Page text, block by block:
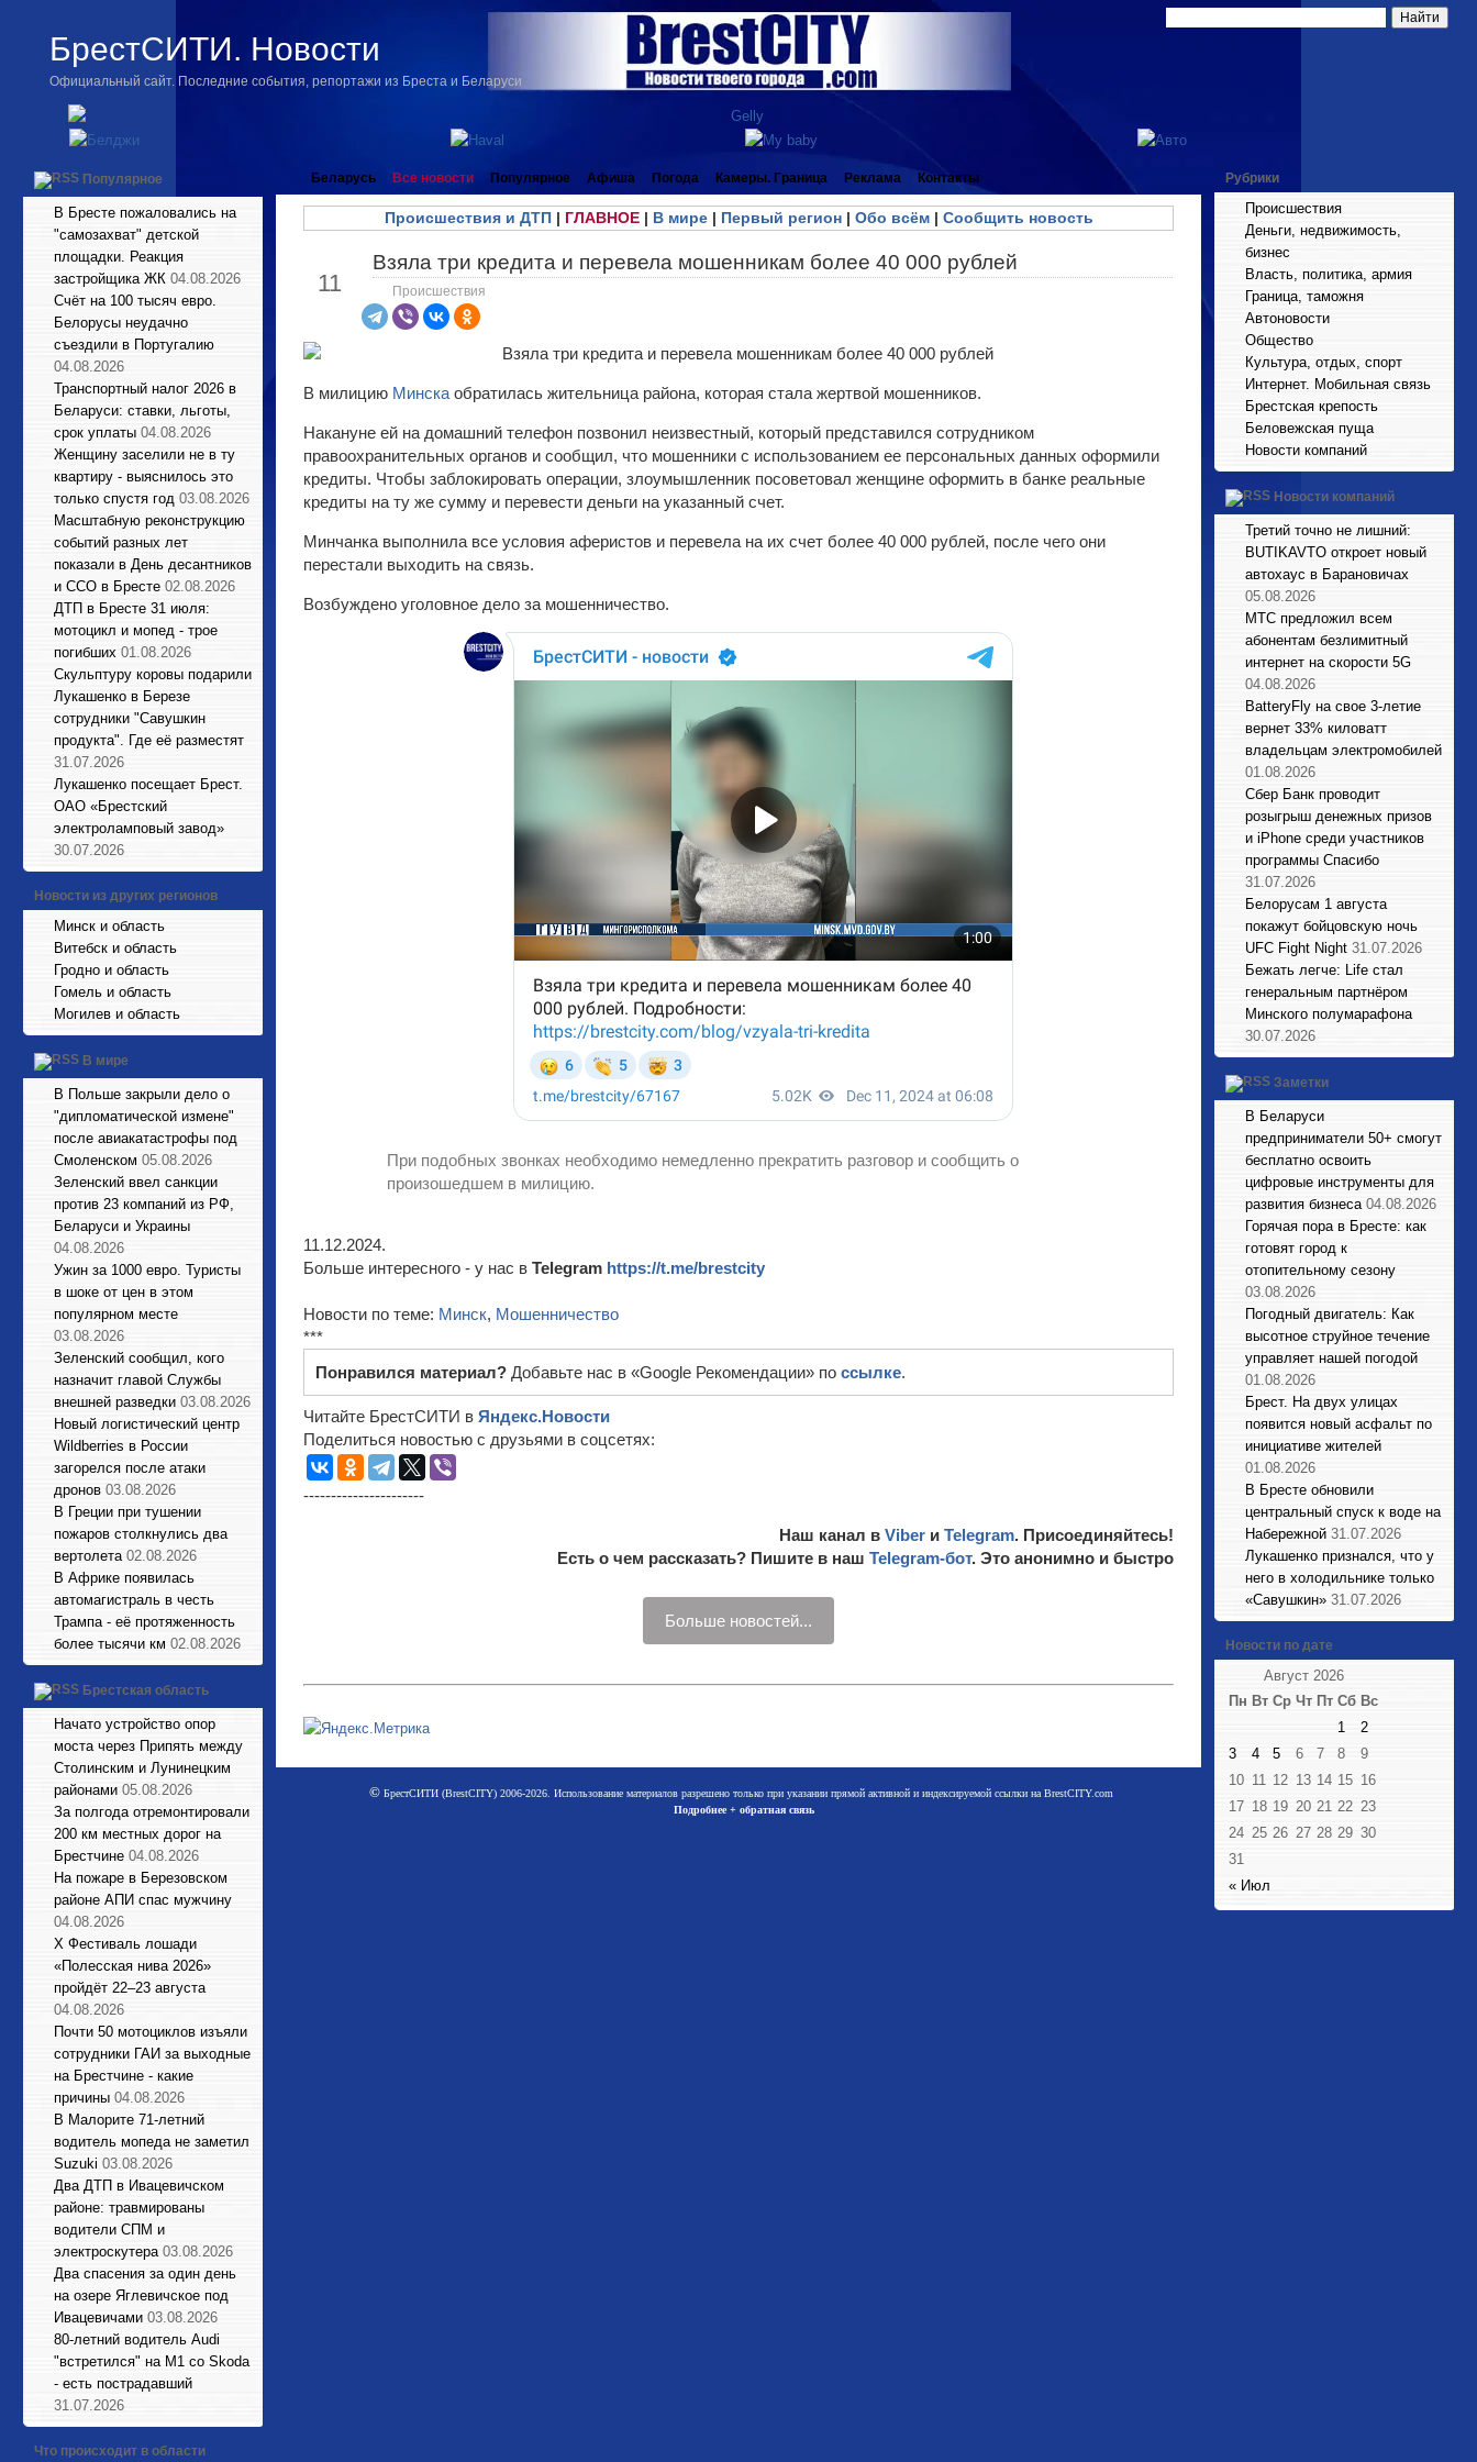
БрестСИТИ. Новости
Официальный сайт. Последние события, репортажи из Бреста и Беларуси
Популярное
В Бресте пожаловались на
"самозахват" детской
площадки. Реакция
застройщика ЖК 04.08.2026
Счёт на 100 тысяч евро.
Белорусы неудачно
съездили в Португалию
04.08.2026
Транспортный налог 2026 в
Беларуси: ставки, льготы,
срок уплаты 04.08.2026
Женщину заселили не в ту
квартиру - выяснилось это
только спустя год 03.08.2026
Масштабную реконструкцию
событий разных лет
показали в День десантников
и ССО в Бресте 02.08.2026
ДТП в Бресте 31 июля:
мотоцикл и мопед - трое
погибших 01.08.2026
Cкульптуру коровы подарили
Лукашенко в Березе
сотрудники "Савушкин
продукта". Где её разместят
31.07.2026
Лукашенко посещает Брест.
ОАО «Брестский
электроламповый завод»
30.07.2026
Новости из других регионов
Минск и область
Витебск и область
Гродно и область
Гомель и область
Могилев и область
В мире
В Польше закрыли дело о
"дипломатической измене"
после авиакатастрофы под
Смоленском 05.08.2026
Зеленский ввел санкции
против 23 компаний из РФ,
Беларуси и Украины
04.08.2026
Ужин за 1000 евро. Туристы
в шоке от цен в этом
популярном месте
03.08.2026
Зеленский сообщил, кого
назначит главой Службы
внешней разведки 03.08.2026
Новый логистический центр
Wildberries в России
загорелся после атаки
дронов 03.08.2026
В Греции при тушении
пожаров столкнулись два
вертолета 02.08.2026
В Африке появилась
автомагистраль в честь
Трампа - её протяженность
более тысячи км 02.08.2026
Брестская область
Начато устройство опор
моста через Припять между
Столинским и Лунинецким
районами 05.08.2026
За полгода отремонтировали
200 км местных дорог на
Брестчине 04.08.2026
На пожаре в Березовском
районе АПИ спас мужчину
04.08.2026
X Фестиваль лошади
«Полесская нива 2026»
пройдёт 22–23 августа
04.08.2026
Почти 50 мотоциклов изъяли
сотрудники ГАИ за выходные
на Брестчине - какие
причины 04.08.2026
В Малорите 71-летний
водитель мопеда не заметил
Suzuki 03.08.2026
Два ДТП в Ивацевичском
районе: травмированы
водители СПМ и
электроскутера 03.08.2026
Два спасения за один день
на озере Яглевичское под
Ивацевичами 03.08.2026
80-летний водитель Audi
"встретился" на М1 со Skoda
- есть пострадавший
31.07.2026
Что происходит в области
Беларусь Все новости Популярное Афиша Погода Камеры. Граница Реклама Контакты
Происшествия и ДТП| ГЛАВНОЕ| В мире| Первый регион| Обо всём| Сообщить новость
11
Взяла три кредита и перевела мошенникам более 40 000 рублей
Происшествия
В милицию Минска обратилась жительница района, которая стала жертвой мошенников.
Накануне ей на домашний телефон позвонил неизвестный, который представился сотрудником
правоохранительных органов и сообщил, что мошенники с использованием ее персональных данных оформили
кредиты. Чтобы заблокировать операции, злоумышленник посоветовал женщине оформить в банке реальные
кредиты на ту же сумму и перевести деньги на указанный счет.
Минчанка выполнила все условия аферистов и перевела на их счет более 40 000 рублей, после чего они
перестали выходить на связь.
Возбуждено уголовное дело за мошенничество.
При подобных звонках необходимо немедленно прекратить разговор и сообщить о
произошедшем в милицию.
11.12.2024.
Больше интересного - у нас в Telegram https://t.me/brestcity
Новости по теме: Минск, Мошенничество
***
Понравился материал? Добавьте нас в «Google Рекомендации» по ссылке.
Читайте БрестСИТИ в Яндекс.Новости
Поделиться новостью с друзьями в соцсетях:
----------------------
Наш канал в Viber и Telegram. Присоединяйтесь!
Есть о чем рассказать? Пишите в наш Telegram-бот. Это анонимно и быстро
Больше новостей...
©БрестСИТИ (BrestCITY) 2006-2026. Использование материалов разрешено только при указании прямой активной и индексируемой ссылки на BrestCITY.com
Подробнее + обратная связь
Рубрики
Происшествия
Деньги, недвижимость,
бизнес
Власть, политика, армия
Граница, таможня
Автоновости
Общество
Культура, отдых, спорт
Интернет. Мобильная связь
Брестская крепость
Беловежская пуща
Новости компаний
Новости компаний
Третий точно не лишний:
BUTIKAVTO откроет новый
автохаус в Барановичах
05.08.2026
МТС предложил всем
абонентам безлимитный
интернет на скорости 5G
04.08.2026
BatteryFly на свое 3-летие
вернет 33% киловатт
владельцам электромобилей
01.08.2026
Сбер Банк проводит
розыгрыш денежных призов
и iPhone среди участников
программы Спасибо
31.07.2026
Белорусам 1 августа
покажут бойцовскую ночь
UFC Fight Night 31.07.2026
Бежать легче: Life стал
генеральным партнёром
Минского полумарафона
30.07.2026
Заметки
В Беларуси
предприниматели 50+ смогут
бесплатно освоить
цифровые инструменты для
развития бизнеса 04.08.2026
Горячая пора в Бресте: как
готовят город к
отопительному сезону
03.08.2026
Погодный двигатель: Как
высотное струйное течение
управляет нашей погодой
01.08.2026
Брест. На двух улицах
появится новый асфальт по
инициативе жителей
01.08.2026
В Бресте обновили
центральный спуск к воде на
Набережной 31.07.2026
Лукашенко признался, что у
него в холодильнике только
«Савушкин» 31.07.2026
Новости по дате
Август 2026
Пн Вт Ср Чт Пт Сб Вс
« Июл
1
2
3
4 5 6 7 8
9
10 11 12 13 14 15 16
17 18 19 20 21 22 23
24 25 26 27 28 29 30
31